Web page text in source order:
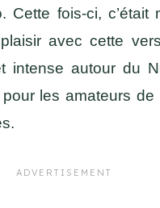
Cette fois-ci, c’était
avec cette
intense autour du
les amateurs de